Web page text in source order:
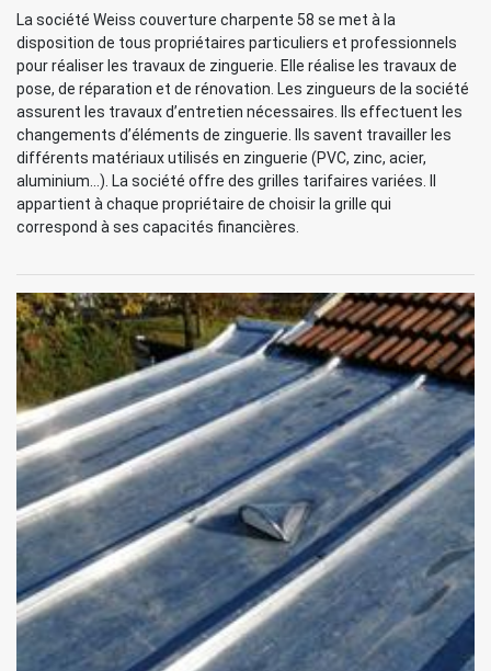
La société Weiss couverture charpente 58 se met à la
disposition de tous propriétaires particuliers et professionnels
pour réaliser les travaux de zinguerie. Elle réalise les travaux de
pose, de réparation et de rénovation. Les zingueurs de la société
assurent les travaux d’entretien nécessaires. Ils effectuent les
changements d’éléments de zinguerie. Ils savent travailler les
différents matériaux utilisés en zinguerie (PVC, zinc, acier,
aluminium…). La société offre des grilles tarifaires variées. Il
appartient à chaque propriétaire de choisir la grille qui
correspond à ses capacités financières.